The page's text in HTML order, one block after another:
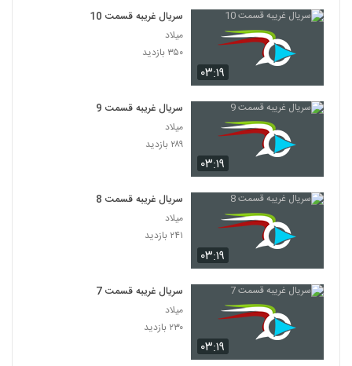
۰۳:۱۹
سریال غریبه قسمت 10
میلاد
۳۵۰ بازدید
۰۳:۱۹
سریال غریبه قسمت 9
میلاد
۲۸۹ بازدید
۰۳:۱۹
سریال غریبه قسمت 8
میلاد
۲۴۱ بازدید
۰۳:۱۹
سریال غریبه قسمت 7
میلاد
۲۳۰ بازدید